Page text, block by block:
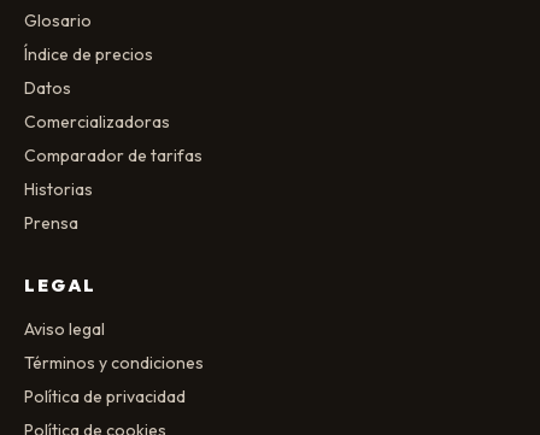
Glosario
Índice de precios
Datos
Comercializadoras
Comparador de tarifas
Historias
Prensa
LEGAL
Aviso legal
Términos y condiciones
Política de privacidad
Política de cookies